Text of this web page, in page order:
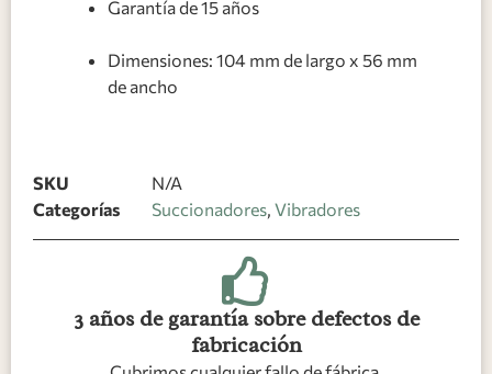
Garantía de 15 años
Dimensiones: 104 mm de largo x 56 mm
de ancho
SKU
N/A
Categorías
Succionadores, Vibradores
3 años de garantía sobre defectos de
fabricación